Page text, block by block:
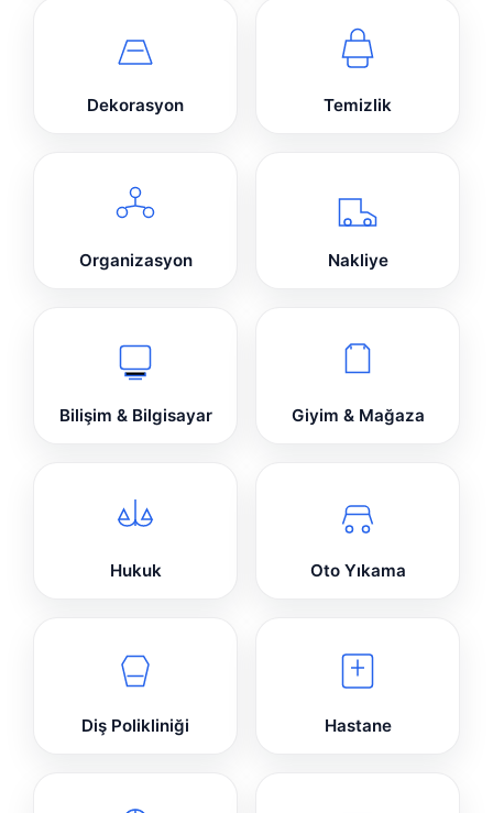
Dekorasyon Temizlik
Organizasyon Nakliye
Bilişim & Bilgisayar Giyim & Mağaza
Hukuk Oto Yıkama
Diş Polikliniği Hastane